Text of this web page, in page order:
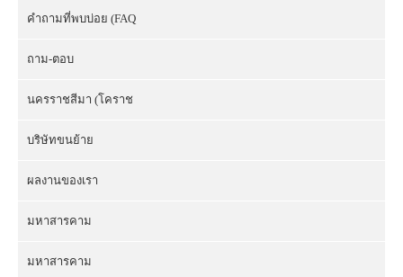
คำถามที่พบบ่อย (FAQ
ถาม-ตอบ
นครราชสีมา (โคราช
บริษัทขนย้าย
ผลงานของเรา
มหาสารคาม
มหาสารคาม